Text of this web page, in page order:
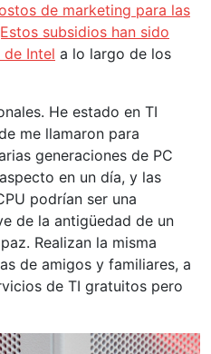
de marketing para las
subsidios han sido
de Intel a lo largo de los
He estado en TI
me llamaron para
generaciones de PC
en un día, y las
podrían ser una
de la antigüedad de un
Realizan la misma
de amigos y familiares, a
de TI gratuitos pero